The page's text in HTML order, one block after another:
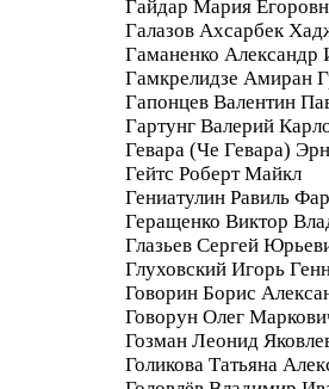
Гайдар Мария
Галазов Ахсарбек
Гаманенко Александр
Гамкрелидзе Амиран
Гапонцев Валентин
Гартунг Валерий
Гевара (Че Гевара)
Гейтс Роберт Майкл
Гениатулин Равиль
Геращенко Виктор
Глазьев Сергей
Глуховский Игорь
Говорин Борис
Говорун Олег
Гозман Леонид
Голикова Татьяна